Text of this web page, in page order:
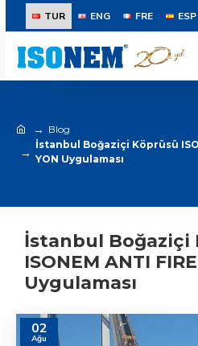
TUR ENG FRE ESP
Blog
İstanbul Boğaziçi Köprüsü
YON Uygulaması
İstanbul Boğaziçi
ISONEM ANTI
Uygulaması
02
Ağu